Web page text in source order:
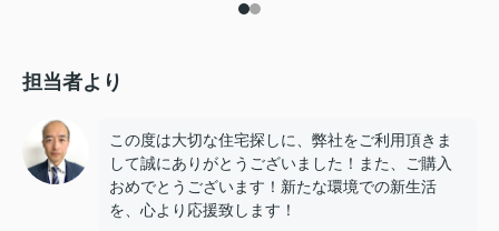
担当者より
この度は大切な住宅探しに、弊社をご利用頂きま
して誠にありがとうございました！また、ご購入
おめでとうございます！新たな環境での新生活
を、心より応援致します！